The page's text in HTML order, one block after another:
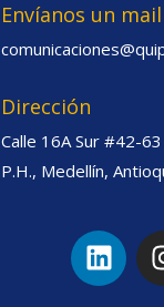
Envíanos un mail
Dirección
Calle 16A Sur #42-
P.H., Medellín,